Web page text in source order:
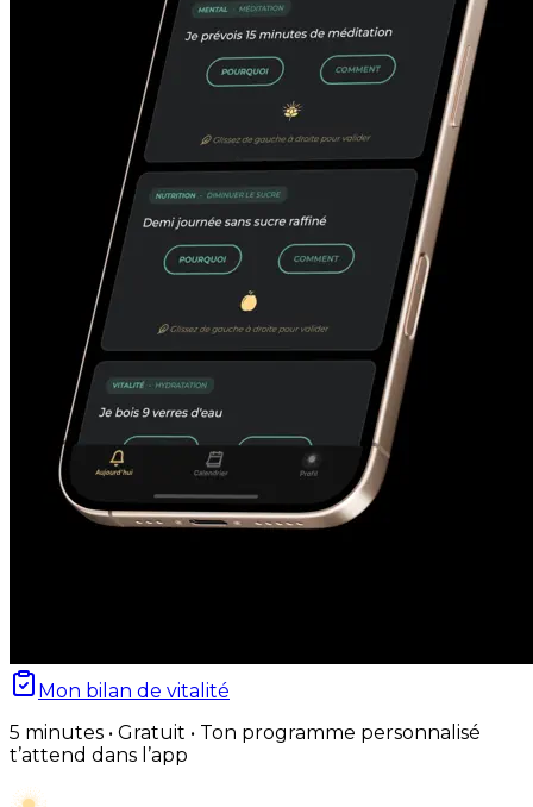
Mon bilan de vitalité
5 minutes • Gratuit • Ton programme personnalisé
t’attend dans l’app